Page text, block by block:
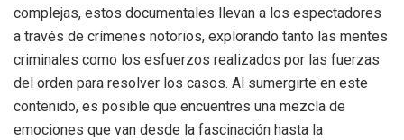
complejas, estos documentales llevan a los espectadores
a través de crímenes notorios, explorando tanto las mentes
criminales como los esfuerzos realizados por las fuerzas
del orden para resolver los casos. Al sumergirte en este
contenido, es posible que encuentres una mezcla de
emociones que van desde la fascinación hasta la